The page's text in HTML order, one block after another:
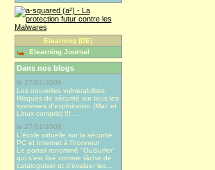
Elearning (DE)
Elearning Journal
Dans nos blogs
le 27/01/2008
Les nouvelles vulnérabilités
Risques de sécurité sur tous les
systèmes d'exploitation (Mac et
Linux compris) !!! ...
le 27/01/2008
L'école virtuelle sur la sécurité
PC et Internet à l'honneur
Le portail renommé "OuSurfer"
qui s'est fixé comme tâche de
cataloguiser et d'évaluer les...